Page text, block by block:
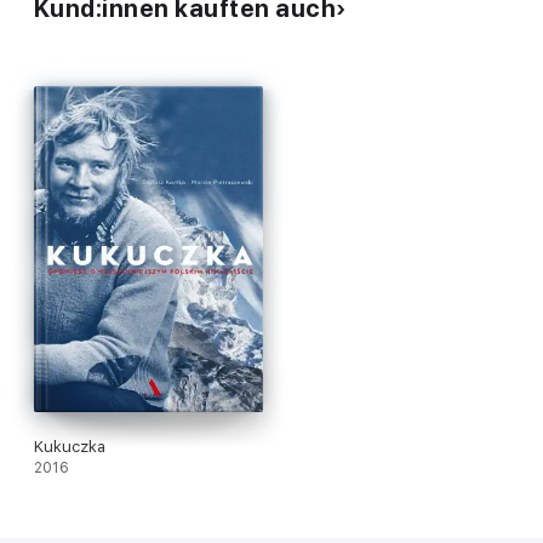
dla niego wszystko, więcej niż ktokolwiek byłby w stanie sobie
MACKIEWICZ, WDOWA PO TOMKU MACKIEWICZU
„Ta książka to opowieść o pasji silniejszej niż lęk przed
śmiercią. Opowieść o niewyobrażalnej woli życia, która
pozwoliła Élisabeth wrócić z wyprawy na «drugą stronę lustra» i
opowiedzieć nam o tym w sposób boleśnie wręcz szczery i
autentyczny…” – ADAM BIELECKI, HIMALAISTA
Kund:innen kauften auch
Kukuczka
2016